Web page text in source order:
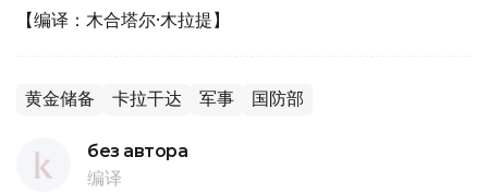
【编译：木合塔尔·木拉提】
黄金储备 卡拉干达 军事 国防部
без автора
编译